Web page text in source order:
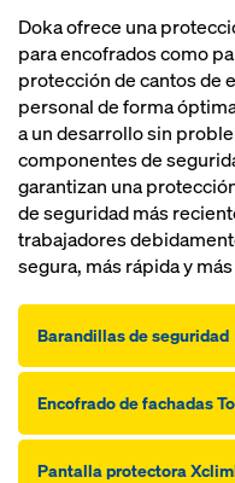
Doka ofrece una
para encofrados como
protección de cantos de
personal de forma
a un desarrollo sin
componentes de
garantizan una
de seguridad más
trabajadores
segura, más rápida y
Barandillas de seguridad
Encofrado de fachadas
Pantalla protectora